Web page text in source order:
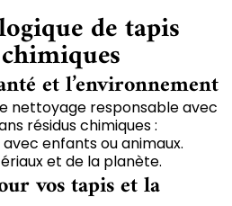
de tapis
et l’environnement
nettoyage responsable avec
résidus chimiques :
enfants ou animaux.
et de la planète.
vos tapis et la